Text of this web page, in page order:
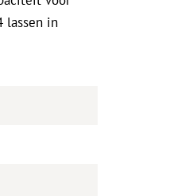
lassen in